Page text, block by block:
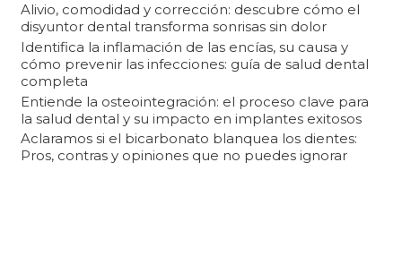
o
r
:
Alivio, comodidad y corrección: descubre cómo el
disyuntor dental transforma sonrisas sin dolor
Identifica la inflamación de las encías, su causa y
cómo prevenir las infecciones: guía de salud dental
completa
Entiende la osteointegración: el proceso clave para
la salud dental y su impacto en implantes exitosos
Aclaramos si el bicarbonato blanquea los dientes:
Pros, contras y opiniones que no puedes ignorar